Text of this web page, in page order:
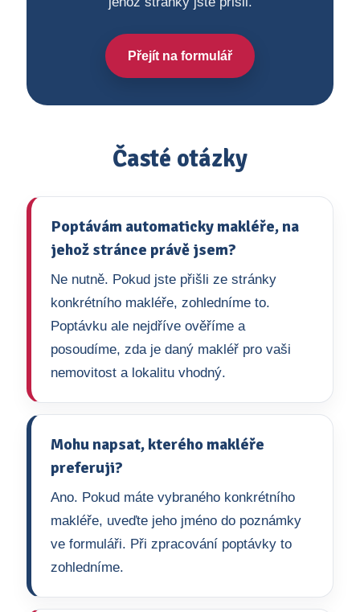
Přejít na formulář
Časté otázky
Poptávám automaticky makléře, na
jehož stránce právě jsem?
Ne nutně. Pokud jste přišli ze stránky
konkrétního makléře, zohledníme to.
Poptávku ale nejdříve ověříme a
posoudíme, zda je daný makléř pro vaši
nemovitost a lokalitu vhodný.
Mohu napsat, kterého makléře
preferuji?
Ano. Pokud máte vybraného konkrétního
makléře, uveďte jeho jméno do poznámky
ve formuláři. Při zpracování poptávky to
zohledníme.